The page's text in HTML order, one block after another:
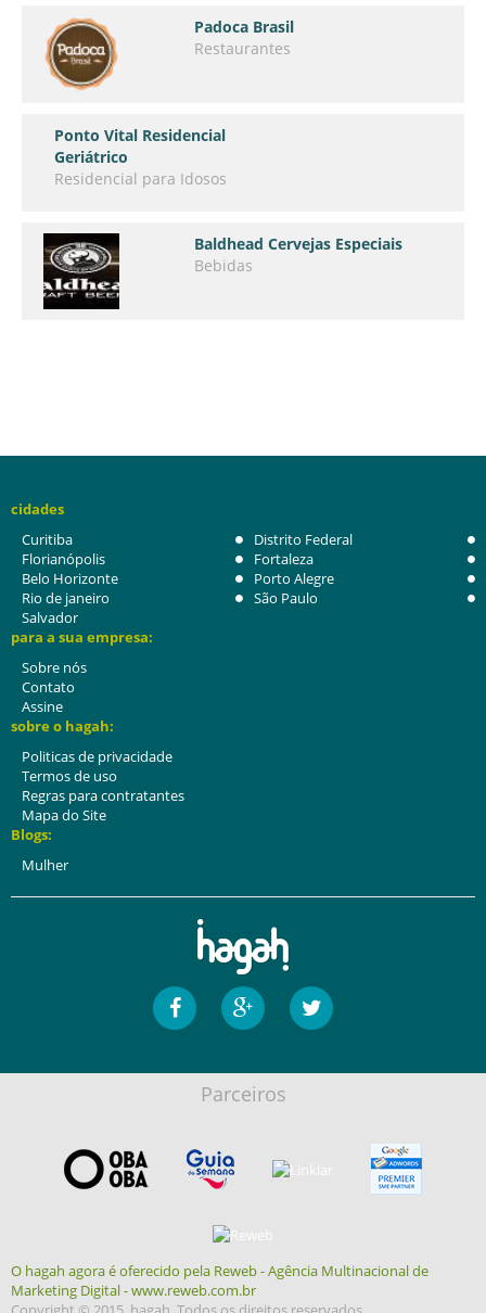
Padoca Brasil
Restaurantes
Ponto Vital Residencial
Geriátrico
Residencial para Idosos
Baldhead Cervejas Especiais
Bebidas
cidades
Curitiba
Distrito Federal
Florianópolis
Fortaleza
Belo Horizonte
Porto Alegre
Rio de janeiro
São Paulo
Salvador
para a sua empresa:
Sobre nós
Contato
Assine
sobre o hagah:
Politicas de privacidade
Termos de uso
Regras para contratantes
Mapa do Site
Blogs:
Mulher
Parceiros
O hagah agora é oferecido pela Reweb - Agência Multinacional de
Marketing Digital - www.reweb.com.br